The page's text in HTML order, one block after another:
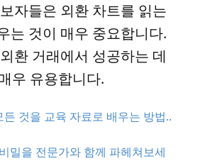
자들은 외환 차트를 읽는
는 것이 매우 중요합니다.
환 거래에서 성공하는 데
우 유용합니다.
든 것을 교육 자료로 배우는 방법..
밀을 전문가와 함께 파헤쳐보세